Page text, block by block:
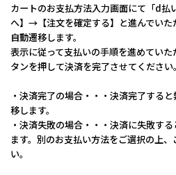
カートのお支払方法入力画面にて「d払
へ】→【注文を確定する】と進んでい
自動遷移します。
表示に従って支払いの手順を進めてい
タンを押して決済を完了させてください。
・決済完了の場合・・・決済完了する
移します。
・決済失敗の場合・・・決済に失敗す
ます。別のお支払い方法をご選択の上
い。